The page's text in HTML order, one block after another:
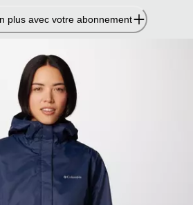
plus avec votre abonnement